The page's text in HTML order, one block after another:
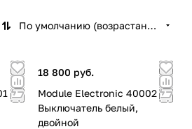
По умолчанию (возрастание)
18 800 руб.
Module Electronic 40002
Выключатель белый,
двойной